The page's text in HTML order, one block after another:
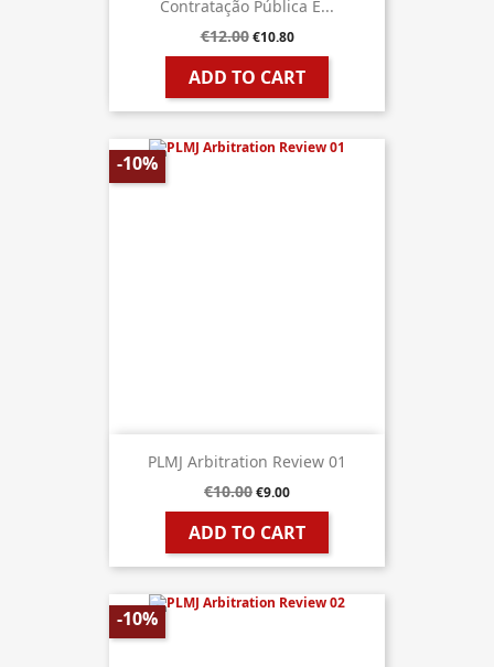
Contratação Pública E...
€12.00 €10.80
ADD TO CART
PLMJ Arbitration Review 01
€10.00€9.00
ADD TO CART
-10%
-10%